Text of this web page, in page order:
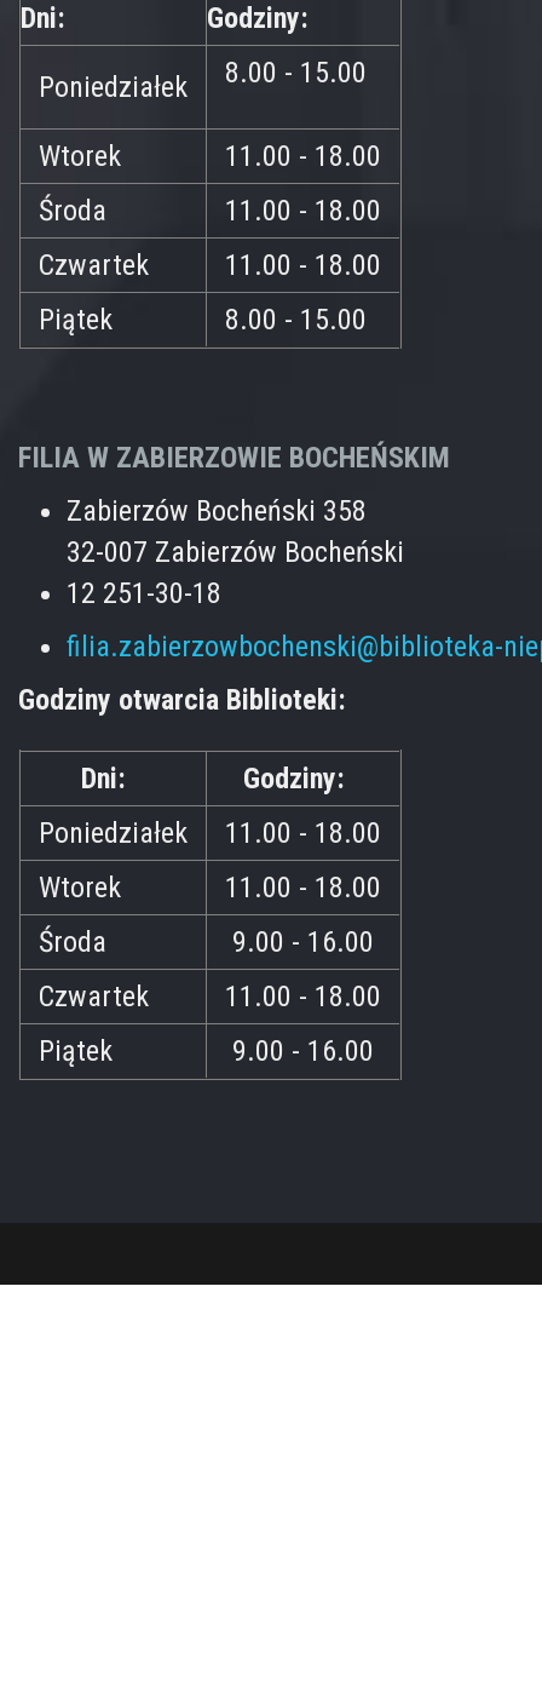
Dni: Godziny:
Poniedziałek 8.00 - 15.00
Wtorek
11.00 - 18.00
Środa
11.00 - 18.00
Czwartek
11.00 - 18.00
Piątek
8.00 - 15.00
FILIA W ZABIERZOWIE BOCHEŃSKIM
Zabierzów Bocheński 358
32-007 Zabierzów Bocheński
12 251-30-18
filia.zabierzowbochenski@biblioteka-
Godziny otwarcia Biblioteki:
Dni:
Godziny:
Poniedziałek
11.00 - 18.00
Wtorek
11.00 - 18.00
Środa
9.00 - 16.00
Czwartek
11.00 - 18.00
Piątek
9.00 - 16.00